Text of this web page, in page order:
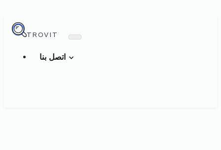
TROVIT